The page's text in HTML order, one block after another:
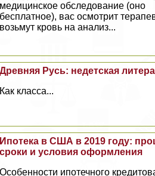
медицинское обследование (оно
бесплатное), вас осмотрит
возьмут кровь на анализ...
Древняя Русь: недетская
Как класса...
Ипотека в США в 2019 году:
сроки и условия оформления
Особенности ипотечного